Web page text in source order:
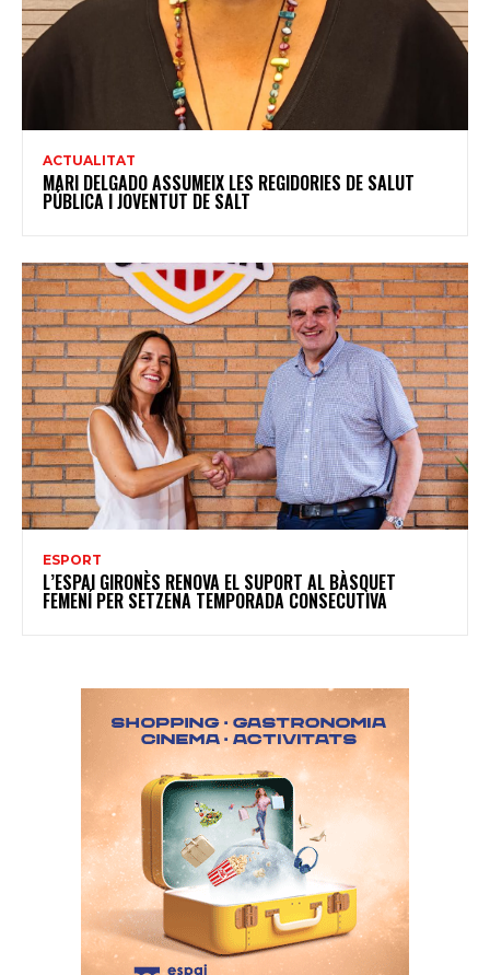
ACTUALITAT
MARI DELGADO ASSUMEIX LES REGIDORIES DE SALUT
PÚBLICA I JOVENTUT DE SALT
ESPORT
L’ESPAI GIRONÈS RENOVA EL SUPORT AL BÀSQUET
FEMENÍ PER SETZENA TEMPORADA CONSECUTIVA